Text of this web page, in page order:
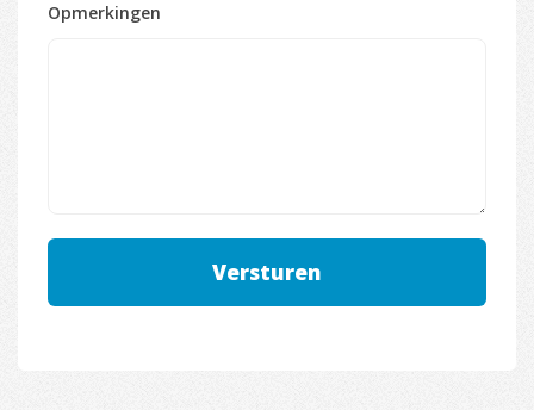
Opmerkingen